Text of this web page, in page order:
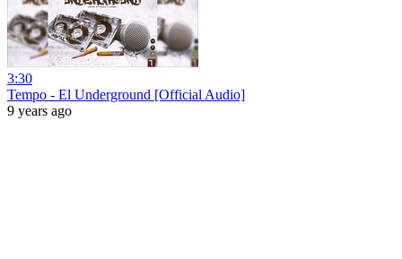
3:30
Tempo - El Underground [Official Audio]
9 years ago